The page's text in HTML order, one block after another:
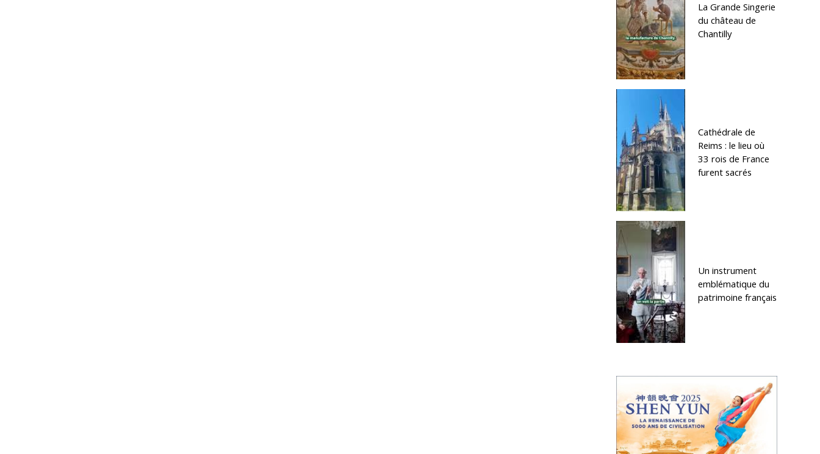
La Grande Singerie
du château de
Chantilly
Cathédrale de
Reims : le lieu où
33 rois de France
furent sacrés
Un instrument
emblématique du
patrimoine français